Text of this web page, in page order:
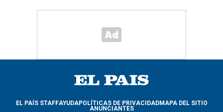
EL PAÍS STAFFAYUDAPOLÍTICAS DE PRIVACIDADMAPA DEL SITIO
ANUNCIANTES